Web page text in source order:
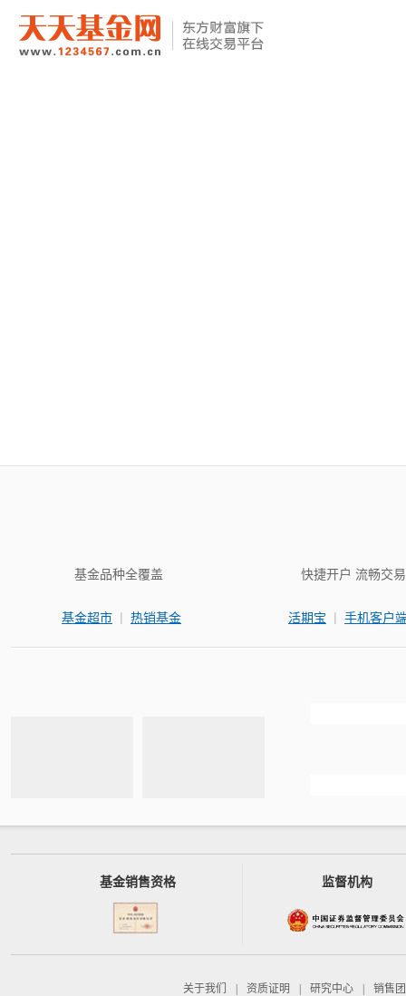
基金品种全覆盖
基金超市 | 热销基金
快捷开户 流畅交易
活期宝 | 手机客户
基金销售资格 监督机构
关于我们 资质证明 研究中心
销售